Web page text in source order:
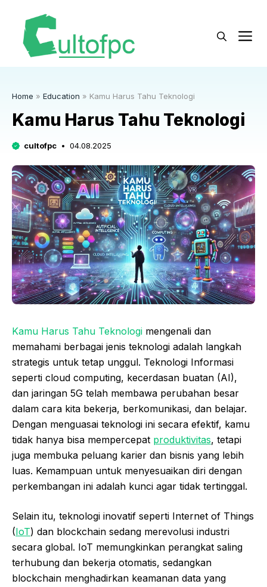
Home » Education » Kamu Harus Tahu Teknologi
Kamu Harus Tahu Teknologi
cultofpc 04.08.2025
Kamu Harus Tahu Teknologi mengenali dan
memahami berbagai jenis teknologi adalah langkah
strategis untuk tetap unggul. Teknologi Informasi
seperti cloud computing, kecerdasan buatan (AI),
dan jaringan 5G telah membawa perubahan besar
dalam cara kita bekerja, berkomunikasi, dan belajar.
Dengan menguasai teknologi ini secara efektif, kamu
tidak hanya bisa mempercepat produktivitas, tetapi
juga membuka peluang karier dan bisnis yang lebih
luas. Kemampuan untuk menyesuaikan diri dengan
perkembangan ini adalah kunci agar tidak tertinggal.
Selain itu, teknologi inovatif seperti Internet of Things
(IoT) dan blockchain sedang merevolusi industri
secara global. IoT memungkinkan perangkat saling
terhubung dan bekerja otomatis, sedangkan
blockchain menghadirkan keamanan data yang